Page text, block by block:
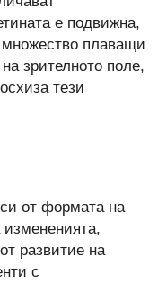
е подвижна,
плаващи
зрителното поле,
тези
от формата на
измененията,
развитие на
с